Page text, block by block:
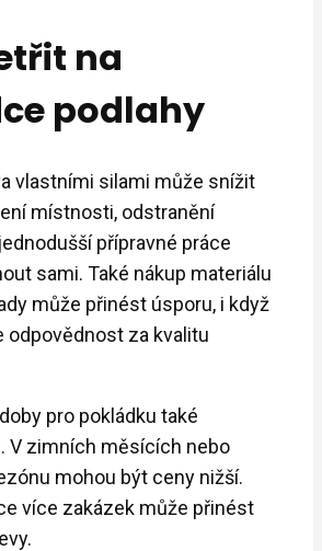
na
podlahy
vlastními silami může snížit
místnosti, odstranění
přípravné práce
sami. Také nákup materiálu
může přinést úsporu, i když
odpovědnost za kvalitu
pro pokládku také
V zimních měsících nebo
mohou být ceny nižší.
více zakázek může přinést